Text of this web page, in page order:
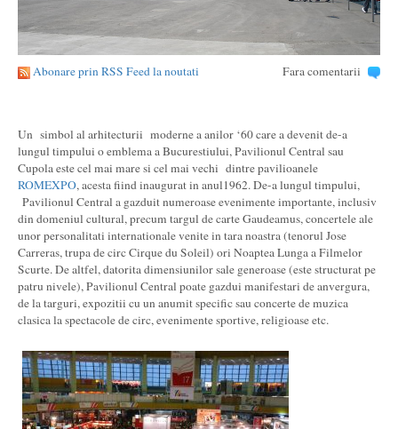
Abonare prin RSS Feed la noutati Fara comentarii
Un simbol al arhitecturii moderne a anilor ‘60 care a devenit de-a
lungul timpului o emblema a Bucurestiului, Pavilionul Central sau
Cupola este cel mai mare si cel mai vechi dintre pavilioanele
ROMEXPO, acesta fiind inaugurat in anul1962. De-a lungul timpului,
Pavilionul Central a gazduit numeroase evenimente importante, inclusiv
din domeniul cultural, precum targul de carte Gaudeamus, concertele ale
unor personalitati internationale venite in tara noastra (tenorul Jose
Carreras, trupa de circ Cirque du Soleil) ori Noaptea Lunga a Filmelor
Scurte. De altfel, datorita dimensiunilor sale generoase (este structurat pe
patru nivele), Pavilionul Central poate gazdui manifestari de anvergura,
de la targuri, expozitii cu un anumit specific sau concerte de muzica
clasica la spectacole de circ, evenimente sportive, religioase etc.